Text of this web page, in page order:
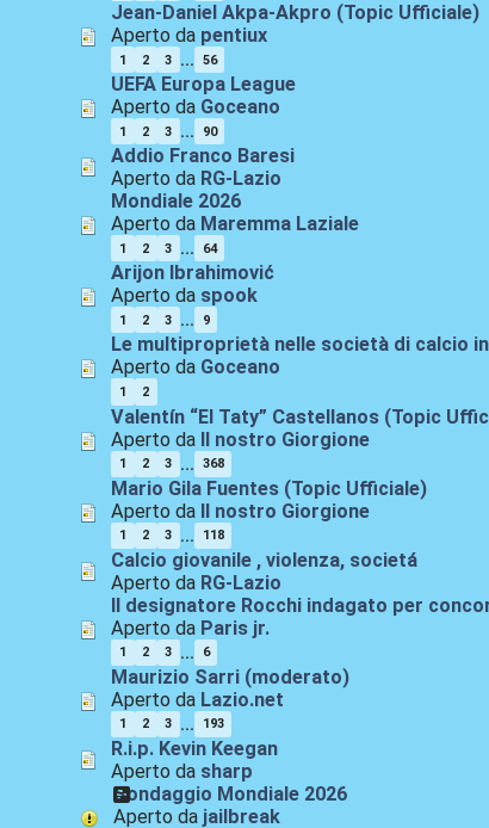
Jean-Daniel Akpa-Akpro (Topic Ufficiale)
Aperto da pentiux
1 2 3 ... 56
UEFA Europa League
Aperto da Goceano
1 2 3 ... 90
Addio Franco Baresi
Aperto da RG-Lazio
Mondiale 2026
Aperto da Maremma Laziale
1 2 3 ... 64
Arijon Ibrahimović
Aperto da spook
1 2 3 ... 9
Le multiproprietà nelle società di calcio
Aperto da Goceano
1 2
Valentín “El Taty” Castellanos (Topic
Aperto da Il nostro Giorgione
1 2 3 ... 368
Mario Gila Fuentes (Topic Ufficiale)
Aperto da Il nostro Giorgione
1 2 3 ... 118
Calcio giovanile , violenza, societá
Aperto da RG-Lazio
Il designatore Rocchi indagato per
Aperto da Paris jr.
1 2 3 ... 6
Maurizio Sarri (moderato)
Aperto da Lazio.net
1 2 3 ... 193
R.i.p. Kevin Keegan
Aperto da sharp
Sondaggio Mondiale 2026
Aperto da jailbreak